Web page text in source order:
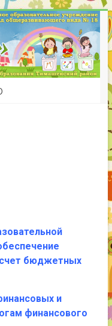
бюджетных
и
финансового